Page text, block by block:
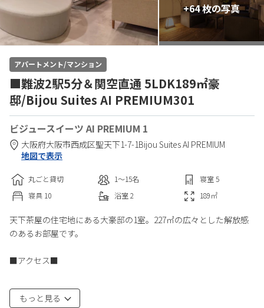
+64 枚の写真
アパートメント/マンション
■難波2駅5分＆関空直通 5LDK189㎡豪
邸/Bijou Suites AI PREMIUM301
ビジュースイーツ AI PREMIUM 1
大阪府大阪市西成区聖天下1-7-1Bijou Suites AI PREMIUM
地図で表示
丸ごと貸切 1〜15名 寝室 5
寝具 10 浴室 2 189㎡
天下茶屋の住宅地にある大豪邸の1室。227㎡の広々とした解放感
のあるお部屋です。
■アクセス■
・南海＆メトロ天下茶屋駅まで徒歩9分
・難波駅まで南海電車で2駅5分
もっと見る